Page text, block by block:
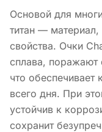
Основой для
титан —
свойства. Очки
сплава, поражают
что
всего дня. При
устойчив к
сохранит